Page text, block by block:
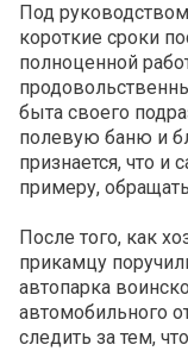
Под
короткие сроки
полноценной
быта своего
полевую баню и
признается, что и
примеру,
После того, как
прикамцу
автопарка
автомобильного
следить за тем,